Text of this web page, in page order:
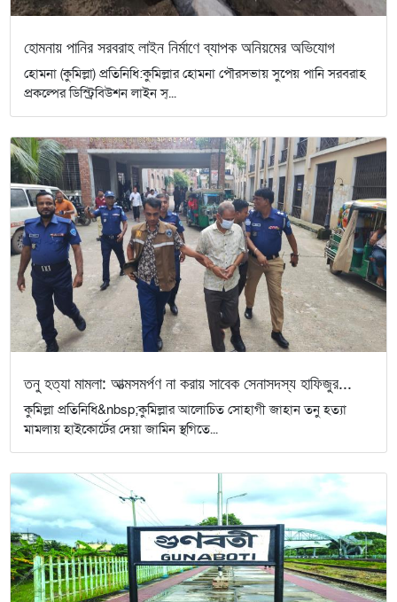
হোমনায় পানির সরবরাহ লাইন নির্মাণে ব্যাপক অনিয়মের অভিযোগ
হোমনা (কুমিল্লা) প্রতিনিধি:কুমিল্লার হোমনা পৌরসভায় সুপেয় পানি সরবরাহ
প্রকল্পের ডিস্ট্রিবিউশন লাইন স্...
তনু হত্যা মামলা: আত্মসমর্পণ না করায় সাবেক সেনাসদস্য হাফিজুর...
কুমিল্লা প্রতিনিধি&nbsp;কুমিল্লার আলোচিত সোহাগী জাহান তনু হত্যা
মামলায় হাইকোর্টের দেয়া জামিন স্থগিতে...